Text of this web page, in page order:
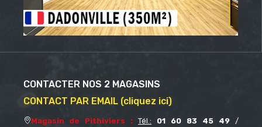
CONTACTER NOS 2 MAGASINS
CONTACT PAR EMAIL (cliquez ici)
Magasin de Pithiviers : Tél.: 01 60 83 45 49 /